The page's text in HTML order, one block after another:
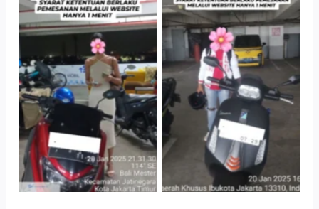
TNo Caption TNo Caption